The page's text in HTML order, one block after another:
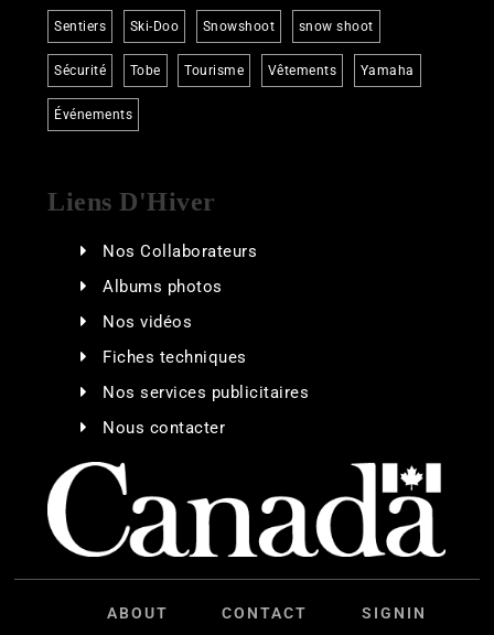
Sentiers Ski-Doo Snowshoot snow shoot
Sécurité Tobe Tourisme Vêtements Yamaha
Événements
Liens D'Hiver
Nos Collaborateurs
Albums photos
Nos vidéos
Fiches techniques
Nos services publicitaires
Nous contacter
ABOUT CONTACT SIGNIN